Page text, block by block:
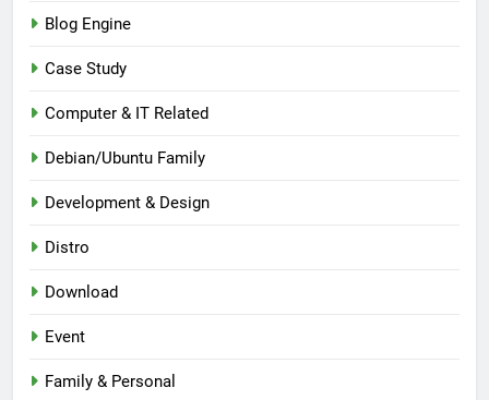
Blog Engine
Case Study
Computer & IT Related
Debian/Ubuntu Family
Development & Design
Distro
Download
Event
Family & Personal